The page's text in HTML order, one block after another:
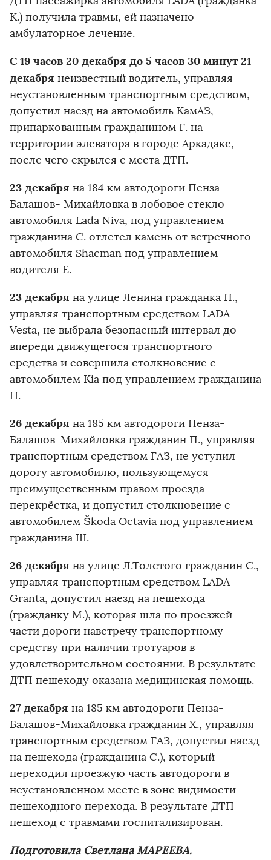
К.) получила травмы, ей назначено
амбулаторное лечение.
С 19 часов 20 декабря до 5 часов 30 минут 21
декабря неизвестный водитель, управляя
неустановленным транспортным средством,
допустил наезд на автомобиль КамАЗ,
припаркованным гражданином Г. на
территории элеватора в городе Аркадаке,
после чего скрылся с места ДТП.
23 декабря на 184 км автодороги Пенза-
Балашов- Михайловка в лобовое стекло
автомобиля Lada Niva, под управлением
гражданина С. отлетел камень от встречного
автомобиля Shacman под управлением
водителя Е.
23 декабря на улице Ленина гражданка П.,
управляя транспортным средством LADA
Vesta, не выбрала безопасный интервал до
впереди движущегося транспортного
средства и совершила столкновение с
автомобилем Kia под управлением гражданина
Н.
26 декабря на 185 км автодороги Пенза-
Балашов-Михайловка гражданин П., управляя
транспортным средством ГАЗ, не уступил
дорогу автомобилю, пользующемуся
преимущественным правом проезда
перекрёстка, и допустил столкновение с
автомобилем Škoda Octavia под управлением
гражданина Ш.
26 декабря на улице Л.Толстого гражданин С.,
управляя транспортным средством LADA
Granta, допустил наезд на пешехода
(гражданку М.), которая шла по проезжей
части дороги навстречу транспортному
средству при наличии тротуаров в
удовлетворительном состоянии. В результате
ДТП пешеходу оказана медицинская помощь.
27 декабря на 185 км автодороги Пенза-
Балашов-Михайловка гражданин Х., управляя
транспортным средством ГАЗ, допустил наезд
на пешехода (гражданина С.), который
переходил проезжую часть автодороги в
неустановленном месте в зоне видимости
пешеходного перехода. В результате ДТП
пешеход с травмами госпитализирован.
Подготовила Светлана МАРЕЕВА.